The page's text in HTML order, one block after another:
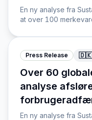
En ny analyse fra
at over 100
og
Press Release 🇩🇰
Over 60
analyse
En ny analyse fra